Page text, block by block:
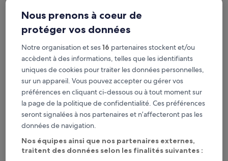
The Talbott, Autograph Collection
The Talbott, Autograph Collection
Hébergement
4.5 étoiles
Rush and Division, à 1,7 km de : Amazing Chicago's Funhouse
Maze
Nous prenons à coeur de
protéger vos données
Notre organisation et ses16 partenaires stockent et/ou
accèdent à des informations, telles que les identifiants
uniques de cookies pour traiter les données personnelles,
sur un appareil. Vous pouvez accepter ou gérer vos
préférences en cliquant ci-dessous ou à tout moment sur
la page de la politique de confidentialité. Ces préférences
seront signalées à nos partenaires et n’affecteront pas les
données de navigation.
Nos équipes ainsi que nos partenaires externes,
traitent des données selon les finalités suivantes :